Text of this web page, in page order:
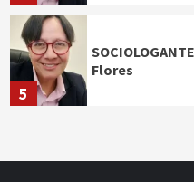
5
Flores